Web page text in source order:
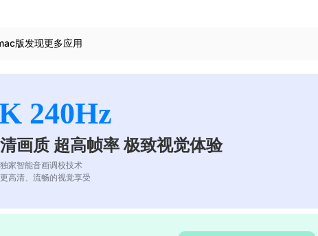
版发现更多应用
240Hz
画质 超高帧率 极致视觉体验
家智能音画调校技术
高清、流畅的视觉享受